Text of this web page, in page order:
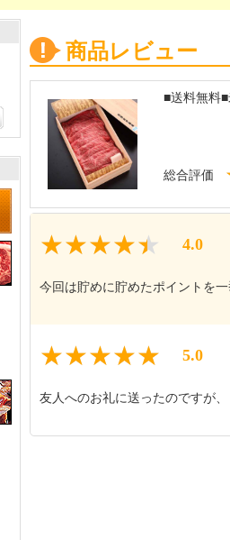
商品レビュー
■送料無料
総合評価
4.0
今回は貯めに貯めたポイントを
5.0
友人へのお礼に送ったのですが